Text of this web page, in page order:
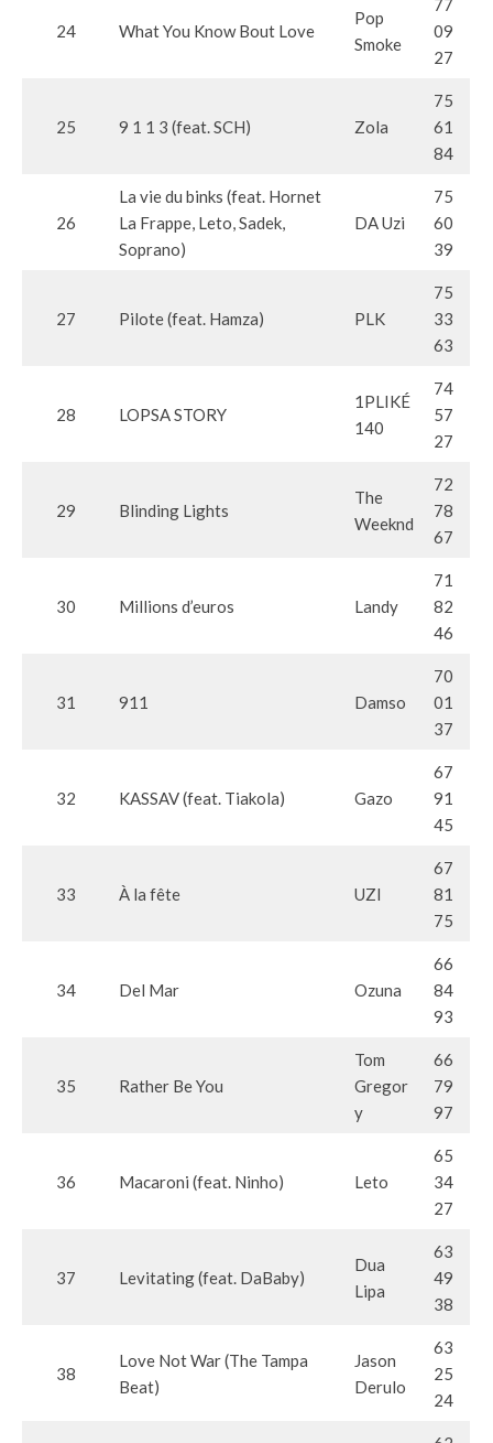
24 What You Know Bout Love
Pop
Smoke
77
09
27
25 9 1 1 3 (feat. SCH) Zola
75
61
84
26
La vie du binks (feat. Hornet
La Frappe, Leto, Sadek,
Soprano)
DA Uzi
75
60
39
27 Pilote (feat. Hamza) PLK
75
33
63
28 LOPSA STORY
1PLIKÉ
140
74
57
27
29 Blinding Lights
The
Weeknd
72
78
67
30 Millions d’euros Landy
71
82
46
31 911 Damso
70
01
37
32 KASSAV (feat. Tiakola) Gazo
67
91
45
33 À la fête UZI
67
81
75
34 Del Mar Ozuna
66
84
93
35 Rather Be You
Tom
Gregor
y
66
79
97
36 Macaroni (feat. Ninho) Leto
65
34
27
37 Levitating (feat. DaBaby)
Dua
Lipa
63
49
38
38
Love Not War (The Tampa
Beat)
Jason
Derulo
63
25
24